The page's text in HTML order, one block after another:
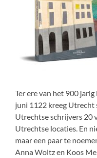
Ter ere van het 900
juni 1122 kreeg Utrecht
Utrechtse schrijvers 20
Utrechtse locaties. En
maar een paar te
Anna Woltz en Koos